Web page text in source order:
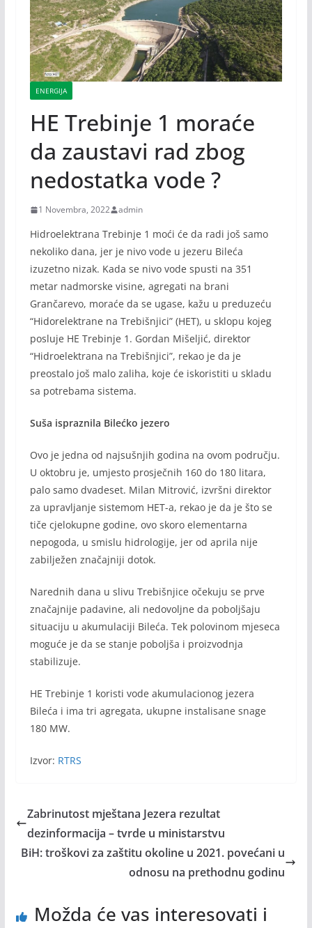
ENERGIJA
HE Trebinje 1 moraće
da zaustavi rad zbog
nedostatka vode ?
1 Novembra, 2022 admin
Hidroelektrana Trebinje 1 moći će da radi još samo
nekoliko dana, jer je nivo vode u jezeru Bileća
izuzetno nizak. Kada se nivo vode spusti na 351
metar nadmorske visine, agregati na brani
Grančarevo, moraće da se ugase, kažu u preduzeću
“Hidorelektrane na Trebišnjici” (HET), u sklopu kojeg
posluje HE Trebinje 1. Gordan Mišeljić, direktor
“Hidroelektrana na Trebišnjici”, rekao je da je
preostalo još malo zaliha, koje će iskoristiti u skladu
sa potrebama sistema.
Suša ispraznila Bilećko jezero
Ovo je jedna od najsušnjih godina na ovom području.
U oktobru je, umjesto prosječnih 160 do 180 litara,
palo samo dvadeset. Milan Mitrović, izvršni direktor
za upravljanje sistemom HET-a, rekao je da je što se
tiče cjelokupne godine, ovo skoro elementarna
nepogoda, u smislu hidrologije, jer od aprila nije
zabilježen značajniji dotok.
Narednih dana u slivu Trebišnjice očekuju se prve
značajnije padavine, ali nedovoljne da poboljšaju
situaciju u akumulaciji Bileća. Tek polovinom mjeseca
moguće je da se stanje poboljša i proizvodnja
stabilizuje.
HE Trebinje 1 koristi vode akumulacionog jezera
Bileća i ima tri agregata, ukupne instalisane snage
180 MW.
Izvor: RTRS
Zabrinutost mještana Jezera rezultat
dezinformacija – tvrde u ministarstvu
BiH: troškovi za zaštitu okoline u 2021. povećani u
odnosu na prethodnu godinu
Možda će vas interesovati i